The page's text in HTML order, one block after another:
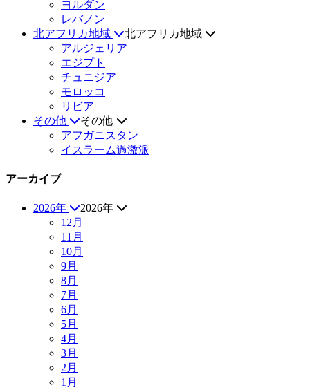
ヨルダン
レバノン
北アフリカ地域
北アフリカ地域
アルジェリア
エジプト
チュニジア
モロッコ
リビア
その他
その他
アフガニスタン
イスラーム過激派
アーカイブ
2026年
2026年
12月
11月
10月
9月
8月
7月
6月
5月
4月
3月
2月
1月